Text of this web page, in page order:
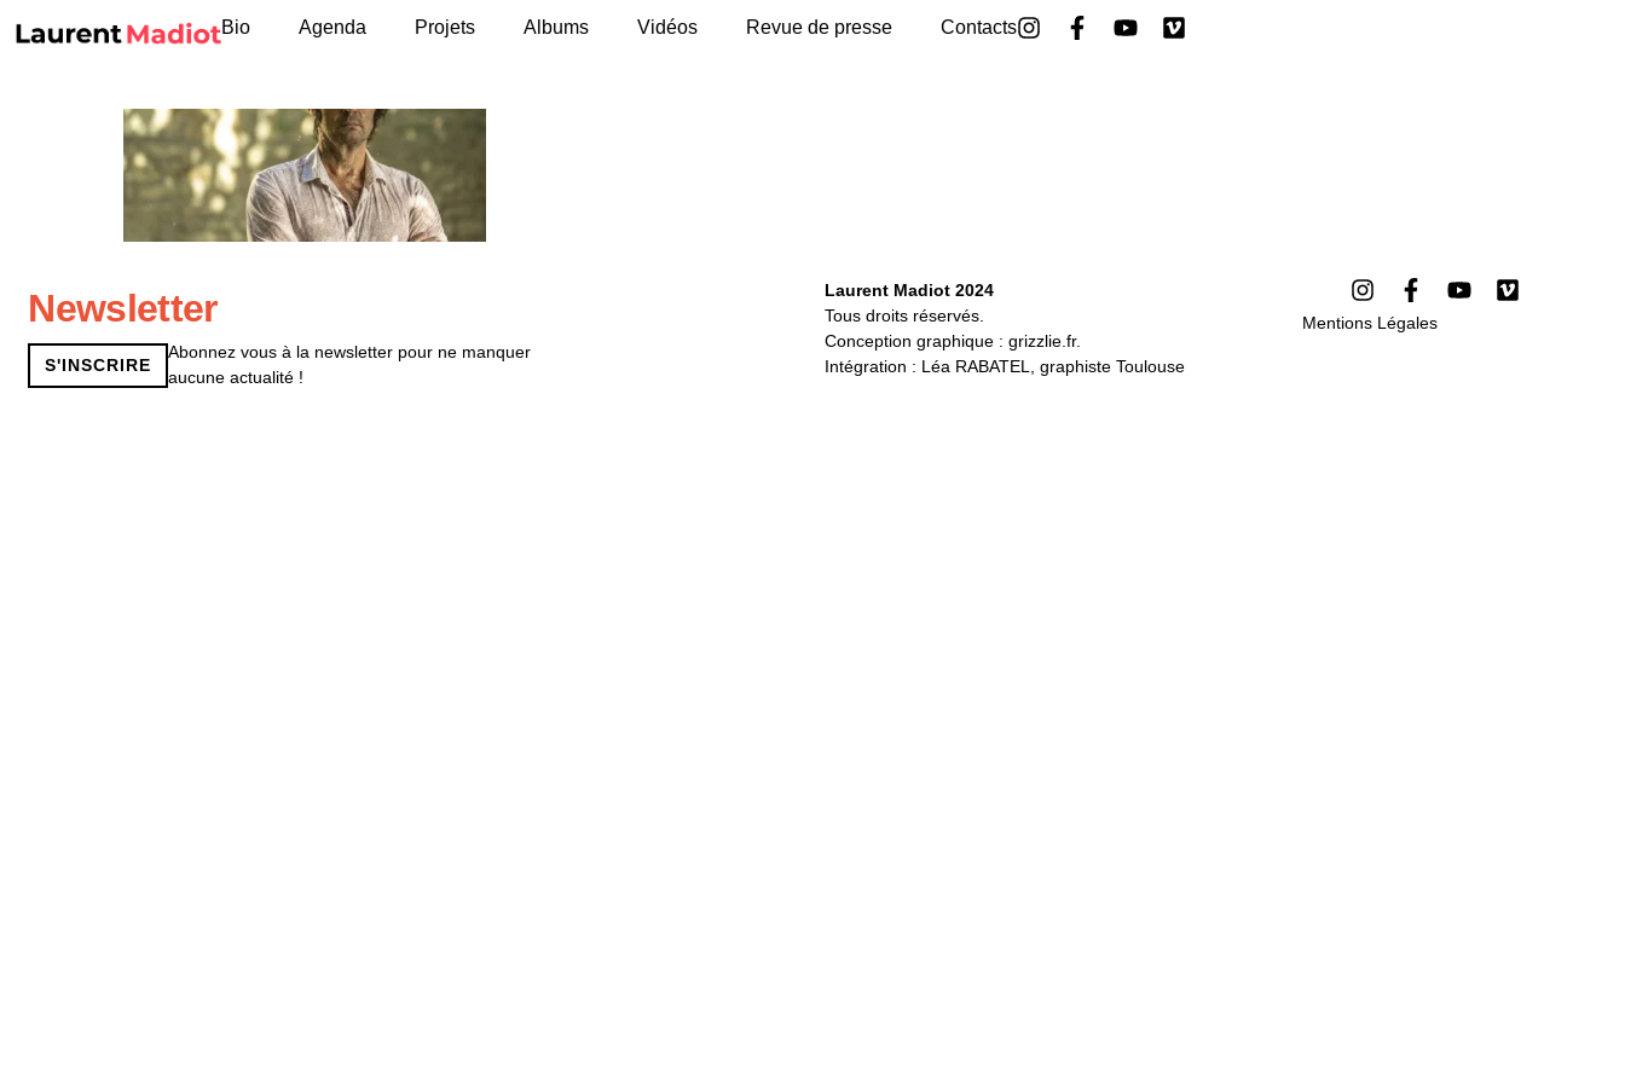
Bio Agenda Projets Albums Vidéos Revue de presse Contacts
Newsletter
S'INSCRIRE
Abonnez vous à la newsletter pour ne manquer
aucune actualité !
Laurent Madiot 2024
Tous droits réservés.
Conception graphique : grizzlie.fr.
Intégration : Léa RABATEL, graphiste Toulouse
Mentions Légales